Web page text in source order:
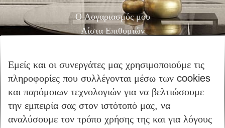
Ο Λογαριασμός μου
Λίστα Επιθυμιών
Καλάθι Αγορών
Επικοινωνία
ΠΛΗΡΟΦΟΡΙΕΣ
Όροι Χρήσης
Εμείς και οι συνεργάτες μας χρησιμοποιούμε τις
πληροφορίες που συλλέγονται μέσω των cookies
και παρόμοιων τεχνολογιών για να βελτιώσουμε
την εμπειρία σας στον ιστότοπό μας, να
αναλύσουμε τον τρόπο χρήσης της και για λόγους